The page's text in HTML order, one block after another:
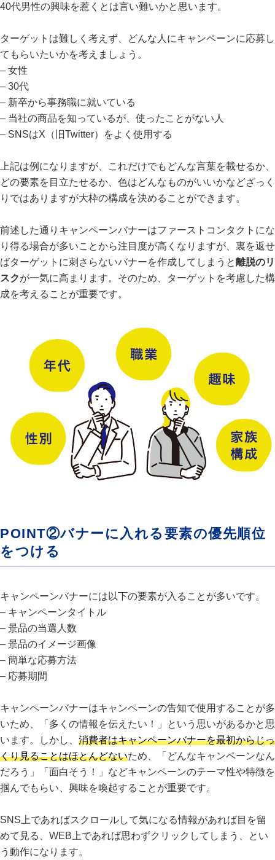
40代男性の興味を惹くとは言い難いかと思います。
ターゲットは難しく考えず、どんな人にキャンペーンに応募し
てもらいたいかを考えましょう。
– 女性
– 30代
– 新卒から事務職に就いている
– 当社の商品を知っているが、使ったことがない人
– SNSはX（旧Twitter）をよく使用する
上記は例になりますが、これだけでもどんな言葉を載せるか、
どの要素を目立たせるか、色はどんなものがいいかなどざっく
りではありますが大枠の構成を決めることができます。
前述した通りキャンペーンバナーはファーストコンタクトにな
り得る場合が多いことから注目度が高くなりますが、裏を返せ
ばターゲットに刺さらないバナーを作成してしまうと離脱のリ
スクが一気に高まります。そのため、ターゲットを考慮した構
成を考えることが重要です。
POINT②バナーに入れる要素の優先順位
をつける
キャンペーンバナーには以下の要素が入ることが多いです。
– キャンペーンタイトル
– 景品の当選人数
– 景品のイメージ画像
– 簡単な応募方法
– 応募期間
キャンペーンバナーはキャンペーンの告知で使用することが多
いため、「多くの情報を伝えたい！」という思いがあるかと思
います。しかし、 消費者はキャンペーンバナーを最初からじっ
くり見ることはほとんどないため、「どんなキャンペーンなん
だろう」「面白そう！」などキャンペーンのテーマ性や特徴を
掴んでもらい、興味を喚起することが重要です。
SNS上であればスクロールして気になる情報があれば目を留
めて見る、WEB上であれば思わずクリックしてしまう、とい
う動作になります。